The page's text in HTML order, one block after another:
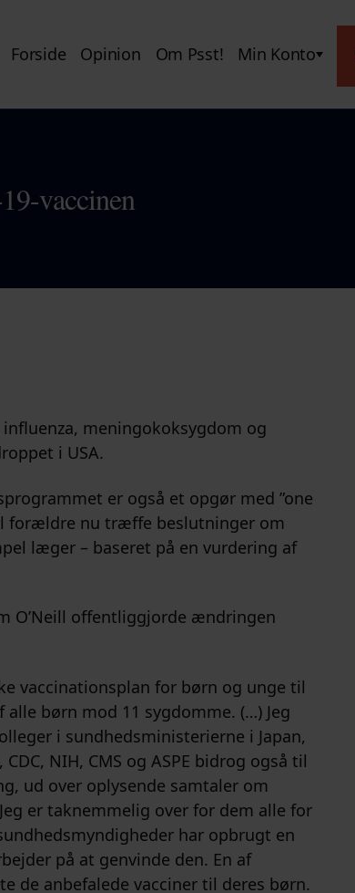
Forside Opinion Om Psst! Min Konto
vaccinen
meningokoksygdom og
i USA.
er også et opgør med ”one
forældre nu træffe beslutninger om
læger – baseret på en vurdering af
O’Neill offentliggjorde ændringen
vaccinationsplan for børn og unge til
børn mod 11 sygdomme. (…) Jeg
i sundhedsministerierne i Japan,
NIH, CMS og ASPE bidrog også til
ud over oplysende samtaler om
er taknemmelig over for dem alle for
har opbrugt en
på at genvinde den. En af
de anbefalede vacciner til deres børn.